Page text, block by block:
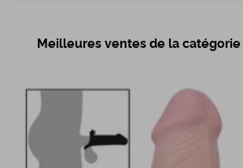
Meilleures ventes de la catégorie